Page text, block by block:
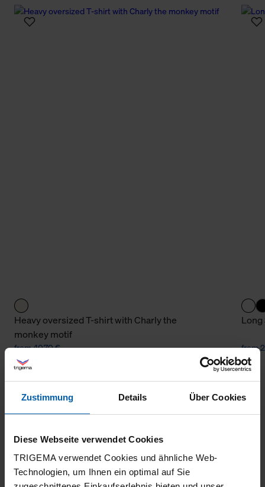
Zustimmung Details Über Cookies
Diese Webseite verwendet Cookies
TRIGEMA verwendet Cookies und ähnliche Web-
Technologien, um Ihnen ein optimal auf Sie
Heavy oversized T-shirt with Charly the
monkey motif
from 40,70 €
Long
from
climate-neutral Family business